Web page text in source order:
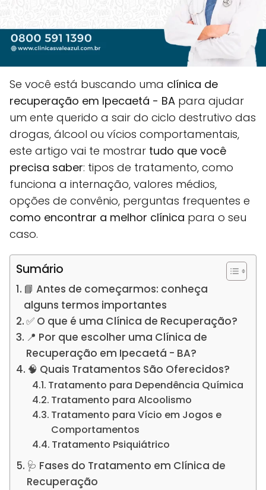
Se você está buscando uma clínica de
recuperação em Ipecaetá - BA para ajudar
um ente querido a sair do ciclo destrutivo das
drogas, álcool ou vícios comportamentais,
este artigo vai te mostrar tudo que você
precisa saber: tipos de tratamento, como
funciona a internação, valores médios,
opções de convênio, perguntas frequentes e
como encontrar a melhor clínica para o seu
caso.
Sumário
📘 Antes de começarmos: conheça
alguns termos importantes
✅ O que é uma Clínica de Recuperação?
📍 Por que escolher uma Clínica de
Recuperação em Ipecaetá - BA?
🧠 Quais Tratamentos São Oferecidos?
Tratamento para Dependência Química
Tratamento para Alcoolismo
Tratamento para Vício em Jogos e
Comportamentos
Tratamento Psiquiátrico
🩺 Fases do Tratamento em Clínica de
Recuperação